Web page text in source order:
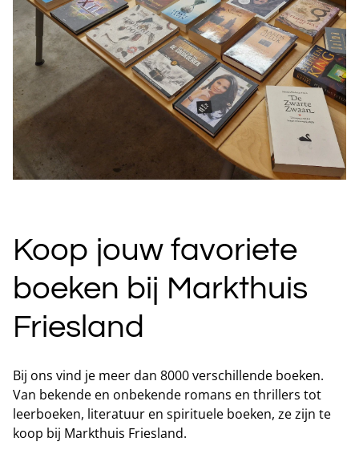
Koop jouw favoriete
boeken bij Markthuis
Friesland
Bij ons vind je meer dan 8000 verschillende boeken.
Van bekende en onbekende romans en thrillers tot
leerboeken, literatuur en spirituele boeken, ze zijn te
koop bij Markthuis Friesland.